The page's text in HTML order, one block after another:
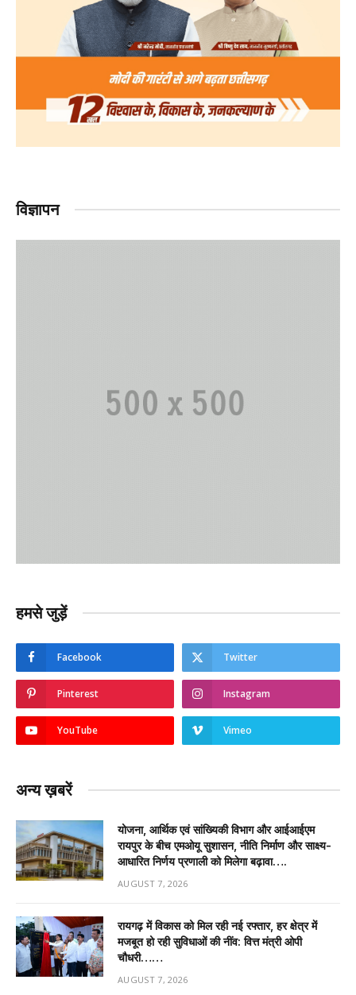
विज्ञापन
हमसे जुड़ें
Facebook Twitter
Pinterest Instagram
YouTube Vimeo
अन्य ख़बरें
योजना, आर्थिक एवं सांख्यिकी विभाग और आईआईएम
रायपुर के बीच एमओयू सुशासन, नीति निर्माण और साक्ष्य-
आधारित निर्णय प्रणाली को मिलेगा बढ़ावा….
AUGUST 7, 2026
रायगढ़ में विकास को मिल रही नई रफ्तार, हर क्षेत्र में
मजबूत हो रही सुविधाओं की नींव: वित्त मंत्री ओपी
चौधरी……
AUGUST 7, 2026